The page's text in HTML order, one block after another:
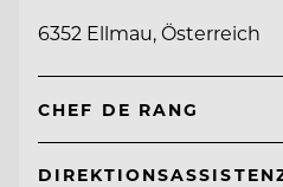
6352 Ellmau, Österreich
CHEF DE RANG